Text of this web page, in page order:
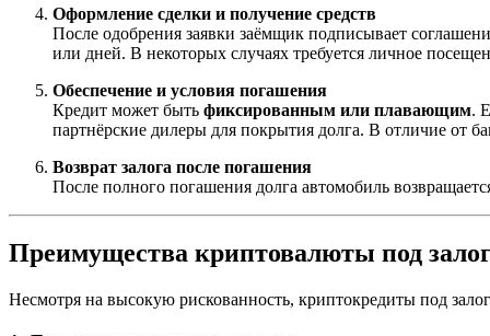
Оформление сделки и получение средств
После одобрения заявки заёмщик подписывает
или дней. В некоторых случаях требуется личное
Обеспечение и условия погашения
Кредит может быть фиксированным или плавающим.
партнёрские дилеры для покрытия долга. В отличие от
Возврат залога после погашения
После полного погашения долга автомобиль
Преимущества криптовалюты под
Несмотря на высокую рискованность, криптокредиты под